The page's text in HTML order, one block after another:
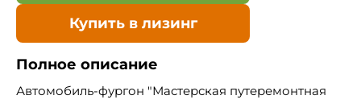
Купить в лизинг
Полное описание
Автомобиль-фургон "Мастерская путеремонтная